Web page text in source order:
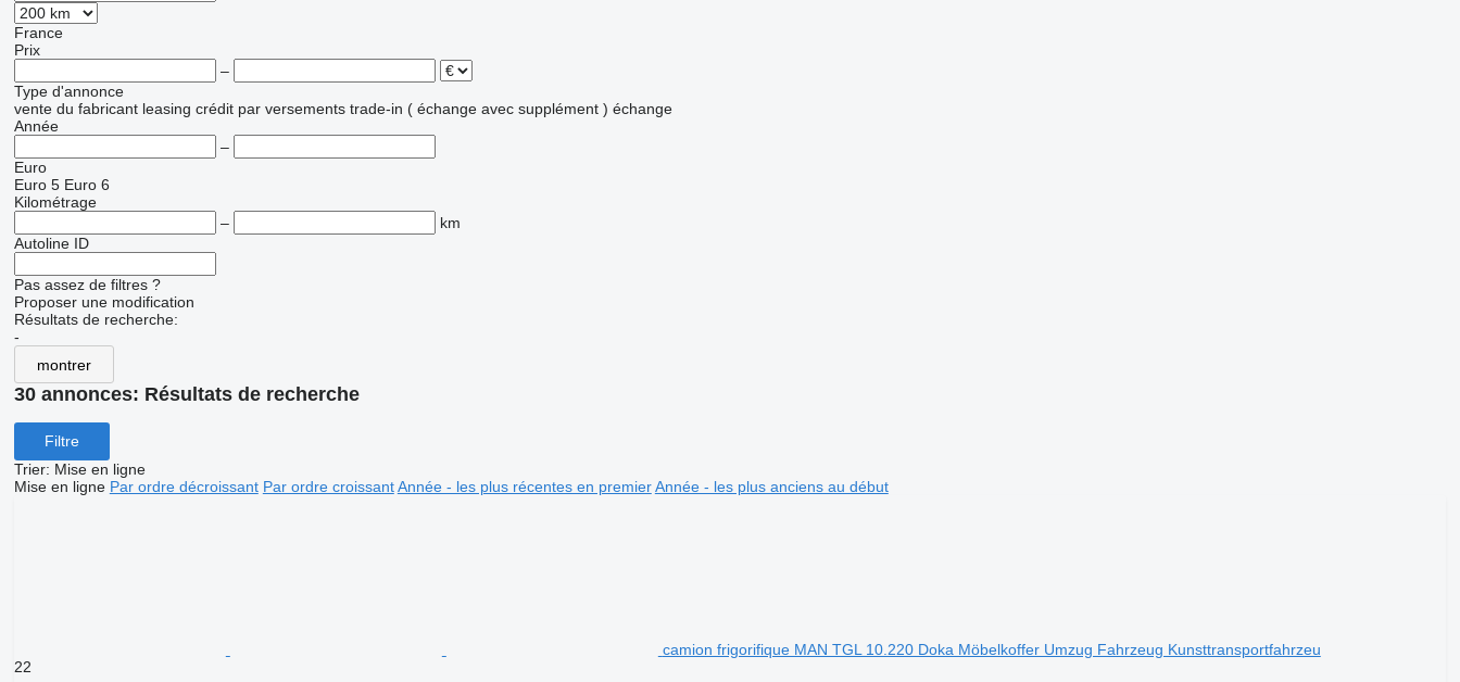
France
Prix
–
Type d'annonce
vente du fabricant leasing crédit par versements trade-in ( échange avec supplément ) échange
Année
–
Euro
Euro 5 Euro 6
Kilométrage
–
km
Autoline ID
Pas assez de filtres ?
Proposer une modification
Résultats de recherche:
-
montrer
30 annonces: Résultats de recherche
Filtre
Trier: Mise en ligne
Mise en ligne Par ordre décroissant Par ordre croissant Année - les plus récentes en premier Année - les plus anciens au début
camion frigorifique MAN TGL 10.220 Doka Möbelkoffer Umzug Fahrzeug Kunsttransportfahrzeu
22